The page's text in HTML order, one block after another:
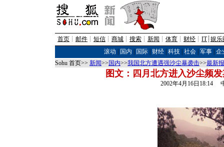
首页 ┊ 邮件 ┊ 短信 ┊ 商城 ┊ 搜索 ┊ 新闻 ┊ 体育 ┊ 财经 ┊ IT┊ 娱乐
滚动
国内 国际| 财经| 科技| 社会| 军事| 企
Sohu 首页>> 新闻>> 国内>>我国北方遭遇强沙尘暴袭击>>最新
图文：四月北方进入沙尘频
2002年4月16日18:14